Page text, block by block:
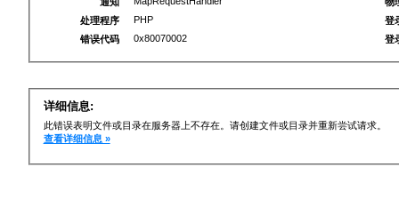
处理程序
PHP
错误代码
0x80070002
登
登
详细信息:
此错误表明文件或目录在服务器上不存在。请创建文件或目录并重新尝试请求。
查看详细信息 »